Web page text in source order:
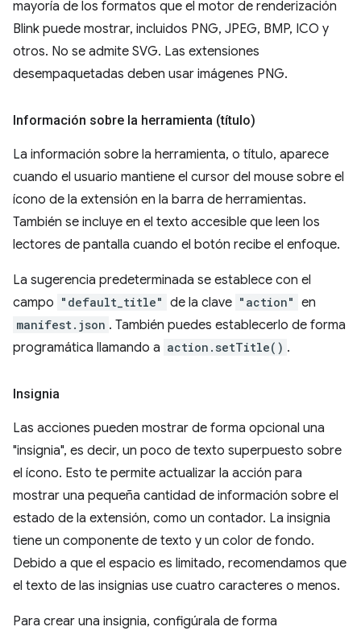
mayoría de los formatos que el motor de renderización
Blink puede mostrar, incluidos PNG, JPEG, BMP, ICO y
otros. No se admite SVG. Las extensiones
desempaquetadas deben usar imágenes PNG.
Información sobre la herramienta (título)
La información sobre la herramienta, o título, aparece
cuando el usuario mantiene el cursor del mouse sobre el
ícono de la extensión en la barra de herramientas.
También se incluye en el texto accesible que leen los
lectores de pantalla cuando el botón recibe el enfoque.
La sugerencia predeterminada se establece con el
campo "default_title" de la clave "action" en
manifest.json . También puedes establecerlo de forma
programática llamando a action.setTitle() .
Insignia
Las acciones pueden mostrar de forma opcional una
"insignia", es decir, un poco de texto superpuesto sobre
el ícono. Esto te permite actualizar la acción para
mostrar una pequeña cantidad de información sobre el
estado de la extensión, como un contador. La insignia
tiene un componente de texto y un color de fondo.
Debido a que el espacio es limitado, recomendamos que
el texto de las insignias use cuatro caracteres o menos.
Para crear una insignia, configúrala de forma